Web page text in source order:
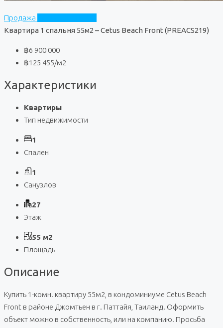
Продажа
Квартира 1 спальня 55м2 – Cetus Beach Front (PREACS219)
฿6 900 000
฿125 455/м2
Характеристики
Квартиры
Тип недвижимости
1
Спален
1
Санузлов
27
Этаж
55 м2
Площадь
Описание
Купить 1-комн. квартиру 55м2, в кондоминиуме Cetus Beach
Front в районе Джомтьен в г. Паттайя, Таиланд. Оформить
объект можно в собственность, или на компанию. Просьба